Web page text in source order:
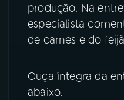
produção. Na
especialista
de carnes e do
Ouça íntegra da
abaixo.